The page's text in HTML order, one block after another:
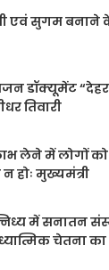
एवं सुगम बनाने
डॉक्यूमेंट
तिवारी
लेने में लोगों को
होः मुख्यमंत्री
में सनातन
चेतना का